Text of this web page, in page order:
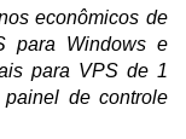
econômicos de
para Windows e
para VPS de 1
de controle